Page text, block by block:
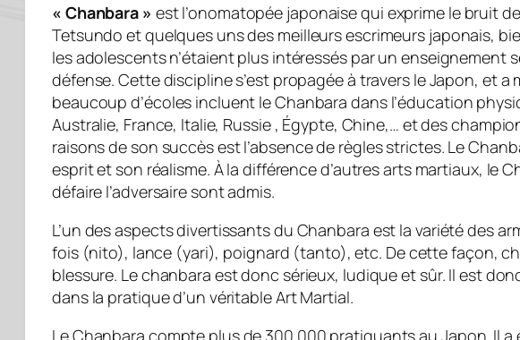
« Chanbara » est l’onomatopée japonaise qui exprime le bruit
Tetsundo et quelques uns des meilleurs escrimeurs japonais,
les adolescents n’étaient plus intéressés par un enseignement
défense. Cette discipline s’est propagée à travers le Japon, et
beaucoup d’écoles incluent le Chanbara dans l’éducation
Australie, France, Italie, Russie , Égypte, Chine,… et des
raisons de son succès est l’absence de règles strictes. Le
esprit et son réalisme. À la différence d’autres arts martiaux, le
défaire l’adversaire sont admis.
L’un des aspects divertissants du Chanbara est la variété des
fois (nito), lance (yari), poignard (tanto), etc. De cette façon,
blessure. Le chanbara est donc sérieux, ludique et sûr. Il est
dans la pratique d’un véritable Art Martial.
Le Chanbara compte plus de 300 000 pratiquants au Japon. Il